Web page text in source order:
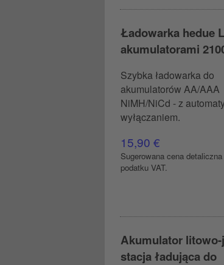
Ładowarka hedue
akumulatorami
Szybka ładowarka do
akumulatorów AA/AAA
NiMH/NiCd - z
wyłączaniem.
15,90 €
Sugerowana cena
podatku VAT.
Akumulator
stacja ładująca do